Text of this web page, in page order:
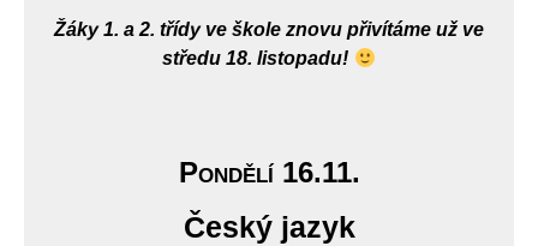
Žáky 1. a 2. třídy ve škole znovu přivítáme už ve
středu 18. listopadu!
Pondělí 16.11.
Český jazyk